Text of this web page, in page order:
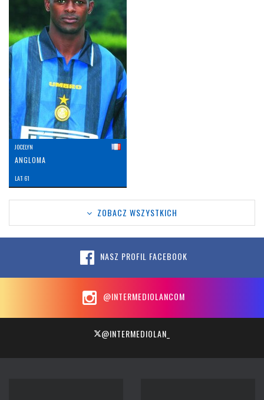
JOCELYN
ANGLOMA
LAT: 61
ZOBACZ WSZYSTKICH
NASZ PROFIL FACEBOOK
@INTERMEDIOLANCOM
@INTERMEDIOLAN_